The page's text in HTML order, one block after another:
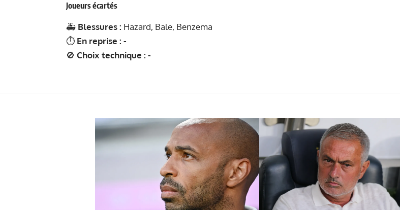
Joueurs écartés
🚑 Blessures : Hazard, Bale, Benzema
⏱ En reprise : -
🚫 Choix technique : -